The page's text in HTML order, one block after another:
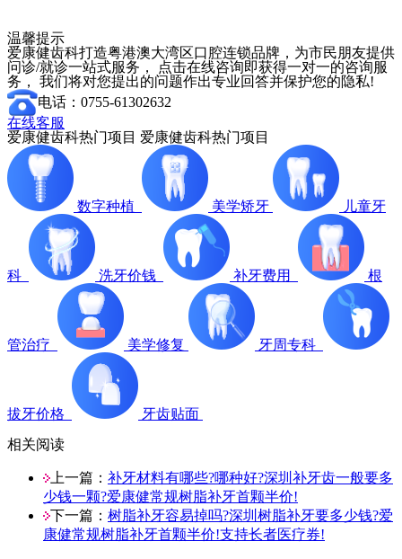
温馨提示
爱康健齿科打造粤港澳大湾区口腔连锁品牌，为市民朋友提供
问诊/就诊一站式服务， 点击在线咨询即获得一对一的咨询服
务， 我们将对您提出的问题作出专业回答并保护您的隐私!
电话：0755-61302632
在线客服
爱康健齿科热门项目 爱康健齿科热门项目
数字种植 美学矫牙 儿童牙
科 洗牙价钱 补牙费用 根
管治疗 美学修复 牙周专科
拔牙价格
牙齿贴面
相关阅读
上一篇： 补牙材料有哪些?哪种好?深圳补牙齿一般要多
少钱一颗?爱康健常规树脂补牙首颗半价!
下一篇： 树脂补牙容易掉吗?深圳树脂补牙要多少钱?爱
康健常规树脂补牙首颗半价!支持长者医疗券!